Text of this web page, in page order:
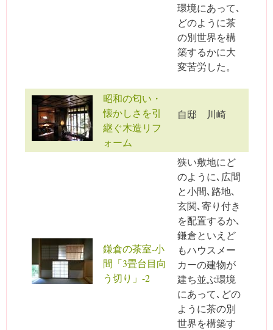
環境にあって､
どのように茶
の別世界を構
築するかに大
変苦労した。
昭和の匂い・
懐かしさを引
継ぐ木造リフ
ォーム
自邸 川崎
鎌倉の茶室-小
間「3畳台目向
う切り」-2
狭い敷地にど
のように､広間
と小間､路地､
玄関､寄り付き
を配置するか､
鎌倉といえど
もハウスメー
カーの建物が
建ち並ぶ環境
にあって､どの
ように茶の別
世界を構築す